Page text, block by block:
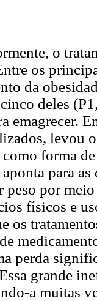
o
os
da
deles
emagrecer.
levou
forma
para
peso por
físicos e
os
perda
grande
a muitas